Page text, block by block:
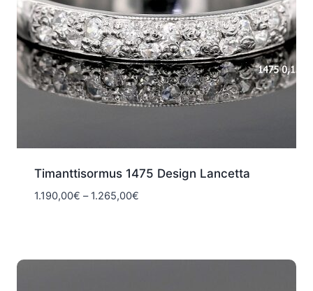
Timanttisormus 1475 Design Lancetta
1.190,00€ – 1.265,00€Hintaluokka: